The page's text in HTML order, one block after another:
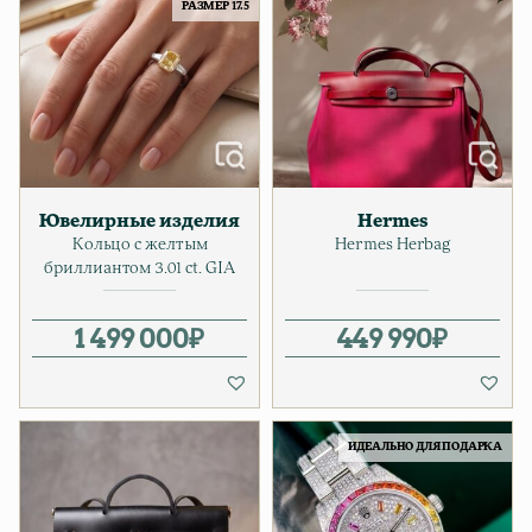
РАЗМЕР 17.5
Ювелирные изделия
Кольцо c желтым
бpиллиантом 3.01 ct. GIA
1 499 000₽
Hermes
Hermes Herbag
449 990₽
ИДЕАЛЬНО ДЛЯ ПОДАРКА